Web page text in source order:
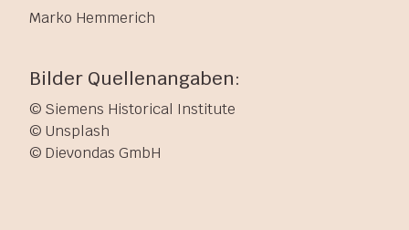
Marko Hemmerich
Bilder Quellenangaben:
© Siemens Historical Institute
© Unsplash
© Dievondas GmbH